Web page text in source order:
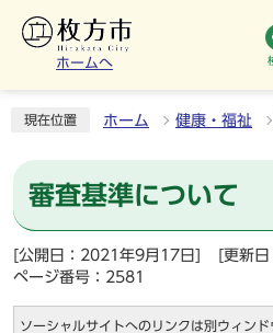
ホームへ
現在位置 ホーム 健康・福祉
審査基準について
[公開日：2021年9月17日]
[更新
ページ番号：2581
ソーシャルサイトへのリンクは別ウィンド